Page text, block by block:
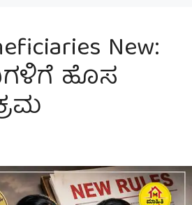
New:
ಹೊಸ